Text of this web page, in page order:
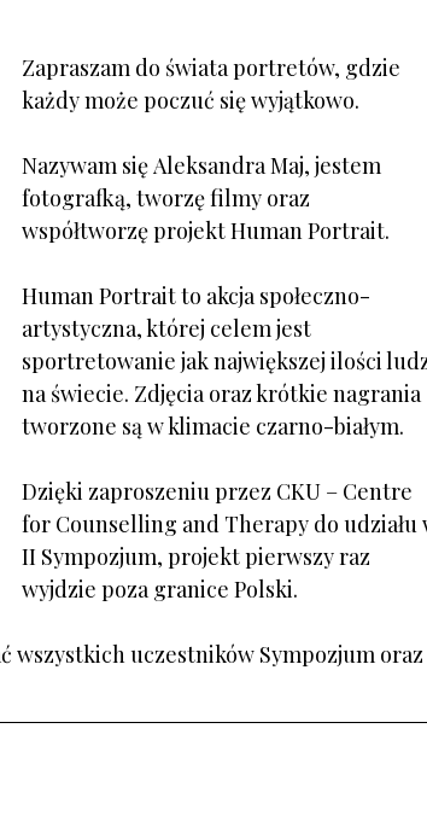
Zapraszam do świata portretów, gdzie
każdy może poczuć się wyjątkowo.
Nazywam się Aleksandra Maj, jestem
fotografką, tworzę filmy oraz
współtworzę projekt Human Portrait.
Human Portrait to akcja społeczno-
artystyczna, której celem jest
sportretowanie jak największej ilości
na świecie. Zdjęcia oraz krótkie nagrania
tworzone są w klimacie czarno-białym.
Dzięki zaproszeniu przez CKU – Centre
for Counselling and Therapy do udziału
II Sympozjum, projekt pierwszy raz
wyjdzie poza granice Polski.
wszystkich uczestników Sympozjum oraz